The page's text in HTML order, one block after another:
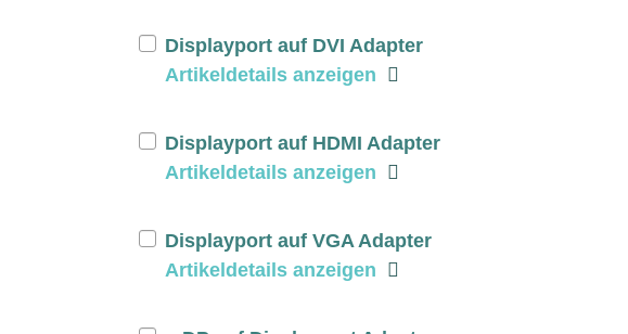
Displayport auf DVI Adapter
Artikeldetails anzeigen
Displayport auf HDMI Adapter
Artikeldetails anzeigen
Displayport auf VGA Adapter
Artikeldetails anzeigen